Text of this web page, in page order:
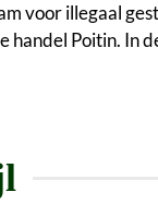
voor illegaal
handel Poitin.